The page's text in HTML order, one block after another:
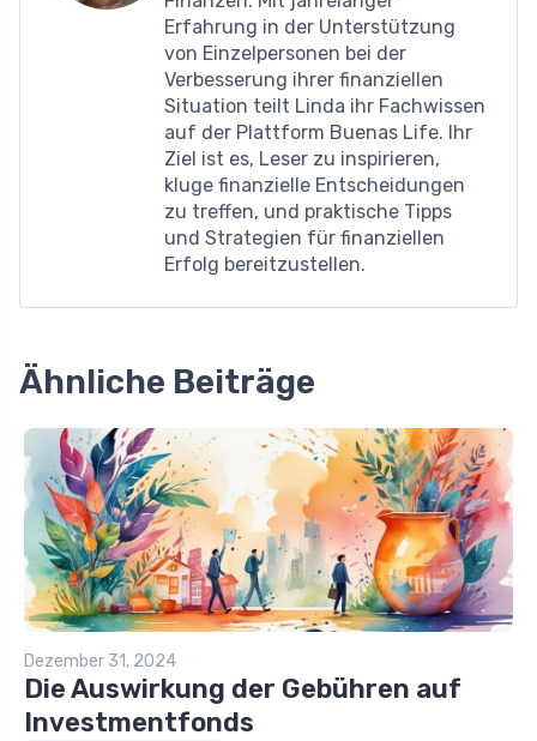
Erfahrung in der Unterstützung
von Einzelpersonen bei der
Verbesserung ihrer finanziellen
Situation teilt Linda ihr Fachwissen
auf der Plattform Buenas Life. Ihr
Ziel ist es, Leser zu inspirieren,
kluge finanzielle Entscheidungen
zu treffen, und praktische Tipps
und Strategien für finanziellen
Erfolg bereitzustellen.
Ähnliche Beiträge
Dezember 31, 2024
Die Auswirkung der Gebühren auf
Investmentfonds